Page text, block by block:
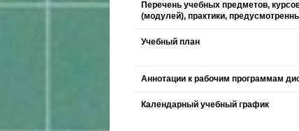
Перечень учебных предметов,
(модулей), практики,
Учебный план
Аннотации к рабочим программам
Календарный учебный график